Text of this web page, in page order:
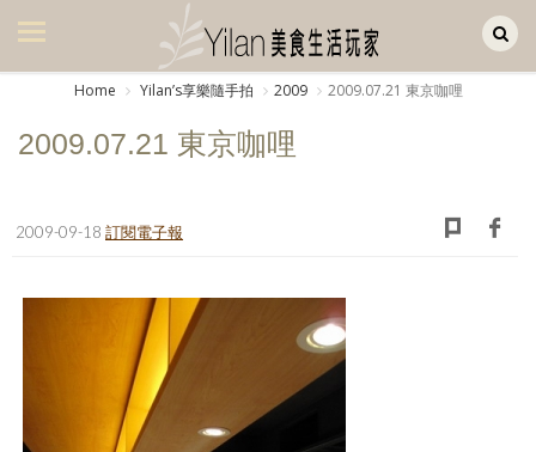
美食集
Home Yilanʼs享樂隨手拍 2009 2009.07.21 東京咖哩
2009.07.21 東京咖哩
2009-09-18 訂閱電子報